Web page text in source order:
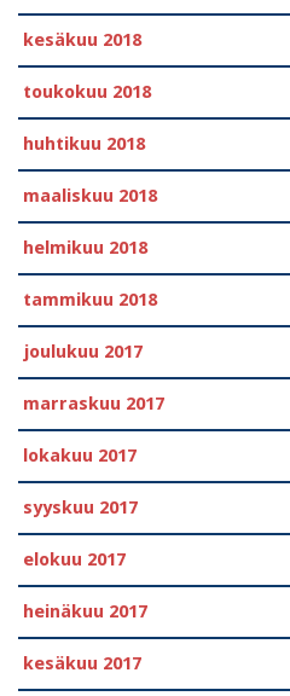
kesäkuu 2018
toukokuu 2018
huhtikuu 2018
maaliskuu 2018
helmikuu 2018
tammikuu 2018
joulukuu 2017
marraskuu 2017
lokakuu 2017
syyskuu 2017
elokuu 2017
heinäkuu 2017
kesäkuu 2017